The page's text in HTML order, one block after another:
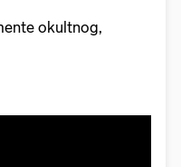
okultnog,